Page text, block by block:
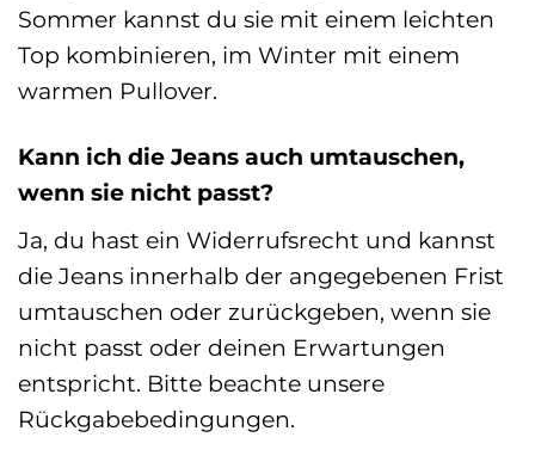
Sommer kannst du sie mit einem leichten
Top kombinieren, im Winter mit einem
warmen Pullover.
Kann ich die Jeans auch umtauschen,
wenn sie nicht passt?
Ja, du hast ein Widerrufsrecht und kannst
die Jeans innerhalb der angegebenen Frist
umtauschen oder zurückgeben, wenn sie
nicht passt oder deinen Erwartungen
entspricht. Bitte beachte unsere
Rückgabebedingungen.